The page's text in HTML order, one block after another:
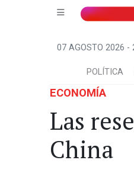
07 AGOSTO 2026 -
POLÍTICA
ECONOMÍA
Las
China